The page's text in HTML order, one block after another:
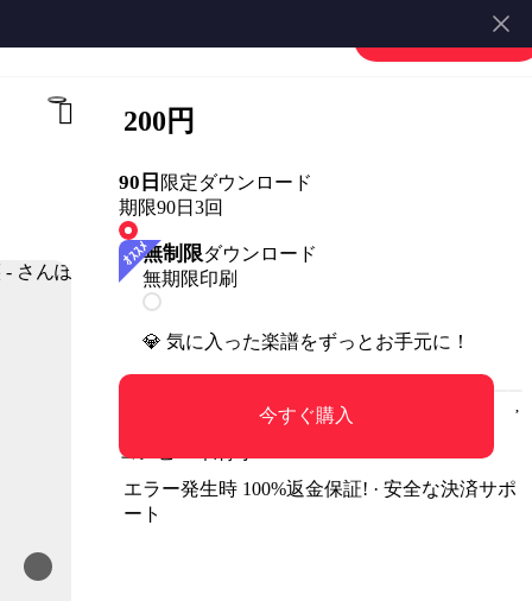
会員登録・ログイン
200円
90日 限定ダウンロード
期限90日 3回
無制限ダウンロード
無期限印刷
💎 気に入った楽譜をずっとお手元に！
今すぐ購入
コンビニ印刷可
エラー発生時 100%返金保証! · 安全な決済サポ
ート